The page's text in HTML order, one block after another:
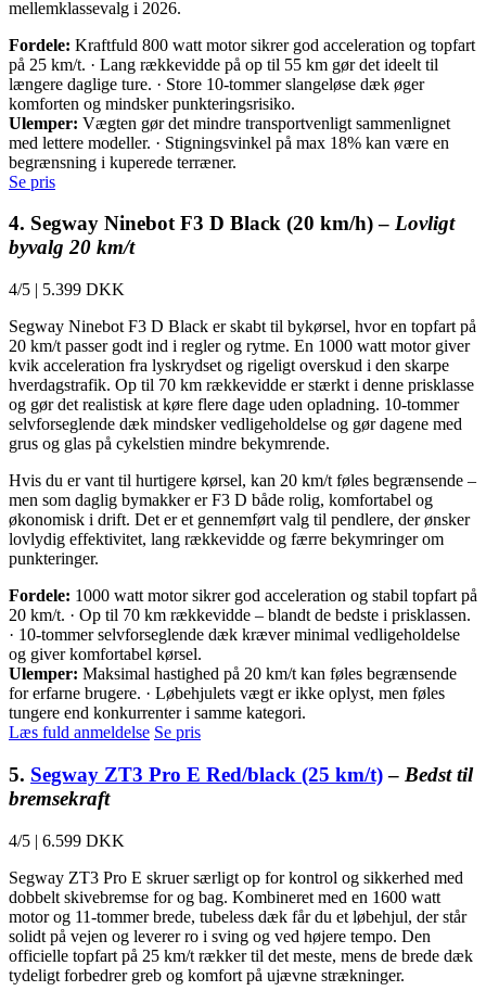
mellemklassevalg i 2026.
Fordele: Kraftfuld 800 watt motor sikrer god acceleration og topfart
på 25 km/t. · Lang rækkevidde på op til 55 km gør det ideelt til
længere daglige ture. · Store 10-tommer slangeløse dæk øger
komforten og mindsker punkteringsrisiko.
Ulemper: Vægten gør det mindre transportvenligt sammenlignet
med lettere modeller. · Stigningsvinkel på max 18% kan være en
begrænsning i kuperede terræner.
Se pris
4. Segway Ninebot F3 D Black (20 km/h) – Lovligt
byvalg 20 km/t
4/5 | 5.399 DKK
Segway Ninebot F3 D Black er skabt til bykørsel, hvor en topfart på
20 km/t passer godt ind i regler og rytme. En 1000 watt motor giver
kvik acceleration fra lyskrydset og rigeligt overskud i den skarpe
hverdagstrafik. Op til 70 km rækkevidde er stærkt i denne prisklasse
og gør det realistisk at køre flere dage uden opladning. 10-tommer
selvforseglende dæk mindsker vedligeholdelse og gør dagene med
grus og glas på cykelstien mindre bekymrende.
Hvis du er vant til hurtigere kørsel, kan 20 km/t føles begrænsende –
men som daglig bymakker er F3 D både rolig, komfortabel og
økonomisk i drift. Det er et gennemført valg til pendlere, der ønsker
lovlydig effektivitet, lang rækkevidde og færre bekymringer om
punkteringer.
Fordele: 1000 watt motor sikrer god acceleration og stabil topfart på
20 km/t. · Op til 70 km rækkevidde – blandt de bedste i prisklassen.
· 10-tommer selvforseglende dæk kræver minimal vedligeholdelse
og giver komfortabel kørsel.
Ulemper: Maksimal hastighed på 20 km/t kan føles begrænsende
for erfarne brugere. · Løbehjulets vægt er ikke oplyst, men føles
tungere end konkurrenter i samme kategori.
Læs fuld anmeldelse Se pris
5. Segway ZT3 Pro E Red/black (25 km/t)– Bedst til
bremsekraft
4/5 | 6.599 DKK
Segway ZT3 Pro E skruer særligt op for kontrol og sikkerhed med
dobbelt skivebremse for og bag. Kombineret med en 1600 watt
motor og 11-tommer brede, tubeless dæk får du et løbehjul, der står
solidt på vejen og leverer ro i sving og ved højere tempo. Den
officielle topfart på 25 km/t rækker til det meste, mens de brede dæk
tydeligt forbedrer greb og komfort på ujævne strækninger.